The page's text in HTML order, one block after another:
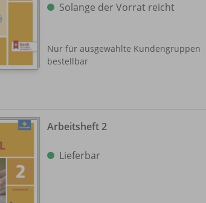
Solange der Vorrat reicht
Nur für ausgewählte Kundengruppen
bestellbar
Arbeitsheft 2
Lieferbar